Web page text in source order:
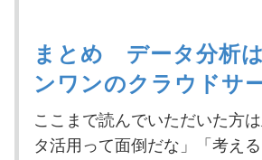
まとめ データ分析
ンワンのクラウドサ
ここまで読んでいただいた方
タ活用って面倒だな」「考え